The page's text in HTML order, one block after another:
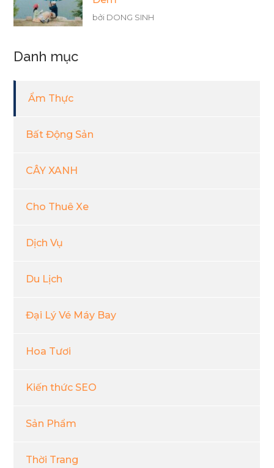
bởi DONG SINH
Danh mục
Ẩm Thực
Bất Động Sản
CÂY XANH
Cho Thuê Xe
Dịch Vụ
Du Lịch
Đại Lý Vé Máy Bay
Hoa Tươi
Kiến thức SEO
Sản Phẩm
Thời Trang